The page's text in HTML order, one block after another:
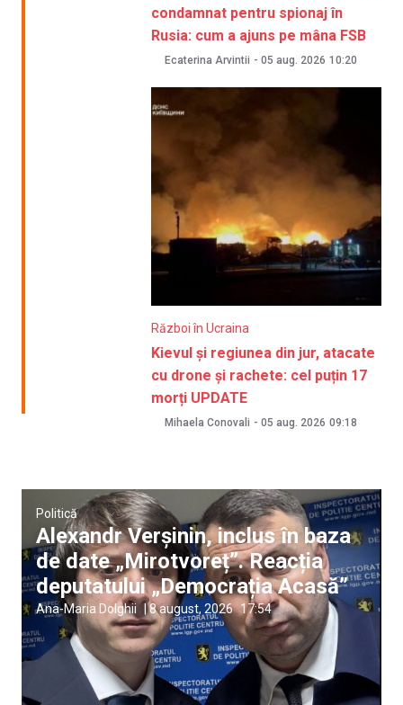
condamnat pentru spionaj în
Rusia: cum a ajuns pe mâna FSB
Ecaterina Arvintii - 05 aug. 2026 10:20
Război în Ucraina
Kievul și regiunea din jur, atacate
cu drone și rachete: cel puțin 17
morți UPDATE
Mihaela Conovali - 05 aug. 2026 09:18
Politică
Alexandr Verșinin, inclus în baza
de date „Mirotvoreț”. Reacția
deputatului „Democrația Acasă”
Ana-Maria Dolghii | 8 august, 2026 17:54